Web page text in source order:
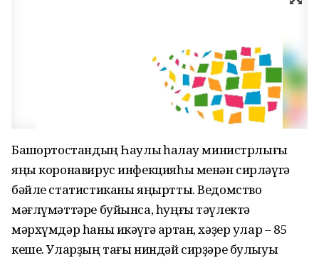
Башҡортостандың Һаулыҡ һаҡлау министрлығы
яңы коронавирус инфекцияһы менән сирләүгә
бәйле статистиканы яңыртты. Ведомство
мәғлүмәттәре буйынса, һуңғы тәүлектә
мәрхүмдәр һаны икәүгә артҡан, хәҙер улар – 85
кеше. Уларҙың тағы ниндәй сирҙәре булыуы